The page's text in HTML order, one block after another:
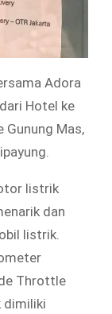
Adora
Hotel ke
Gunung Mas,
listrik
dan
listrik.
Throttle
dimiliki